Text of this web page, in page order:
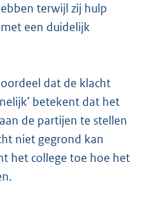
terwijl zij hulp
een duidelijk
dat de klacht
betekent dat het
de partijen te stellen
niet gegrond kan
het college toe hoe het